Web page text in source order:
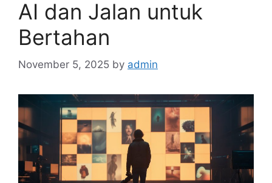
AI dan Jalan untuk
Bertahan
November 5, 2025 by admin